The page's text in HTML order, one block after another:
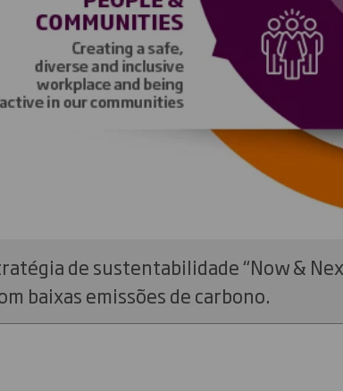
de sustentabilidade “Now &
baixas emissões de carbono.